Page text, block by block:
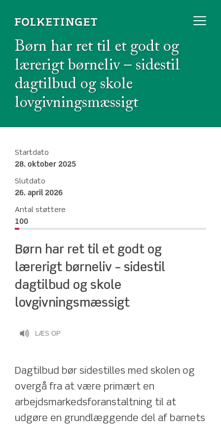
Børn har ret til et godt og
lærerigt børneliv – sidestil
dagtilbud og skole
lovgivningsmæssigt
Startdato
28. oktober 2025
Slutdato
26. april 2026
Antal støttere
100
Børn har ret til et godt og
lærerigt børneliv – sidestil
dagtilbud og skole
lovgivningsmæssigt
LÆS OP
Dagtilbud bør sidestilles med skolen og
overgå fra at være primært en
arbejdsmarkedsforanstaltning til at
udgøre en grundlæggende del af barnets